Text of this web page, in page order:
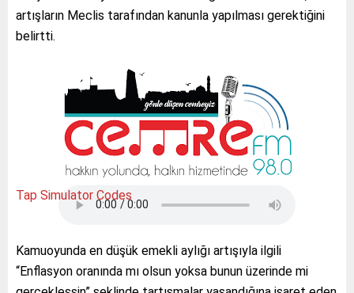
artışların Meclis tarafından kanunla yapılması gerektiğini
belirtti.
Tap Simulator Codes
Kamuoyunda en düşük emekli aylığı artışıyla ilgili
“Enflasyon oranında mı olsun yoksa bunun üzerinde mi